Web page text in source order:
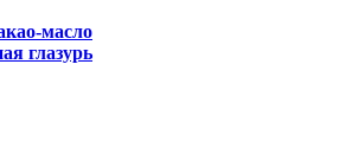
масло
глазурь